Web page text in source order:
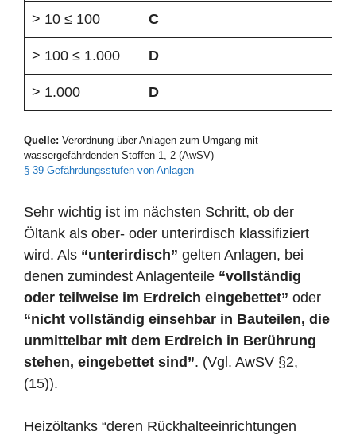
> 10 ≤ 100 C
> 100 ≤ 1.000 D
> 1.000 D
Quelle: Verordnung über Anlagen zum Umgang mit
wassergefährdenden Stoffen 1, 2 (AwSV)
§ 39 Gefährdungsstufen von Anlagen
Sehr wichtig ist im nächsten Schritt, ob der
Öltank als ober- oder unterirdisch klassifiziert
wird. Als “unterirdisch” gelten Anlagen, bei
denen zumindest Anlagenteile “vollständig
oder teilweise im Erdreich eingebettet” oder
“nicht vollständig einsehbar in Bauteilen, die
unmittelbar mit dem Erdreich in Berührung
stehen, eingebettet sind”. (Vgl. AwSV §2,
(15)).
Heizöltanks “deren Rückhalteeinrichtungen